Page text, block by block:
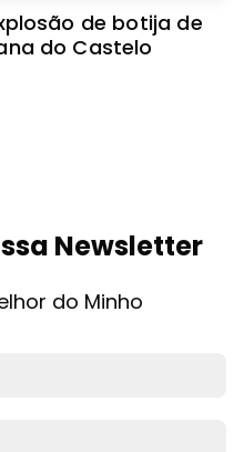
de botija de
do Castelo
Newsletter
do Minho